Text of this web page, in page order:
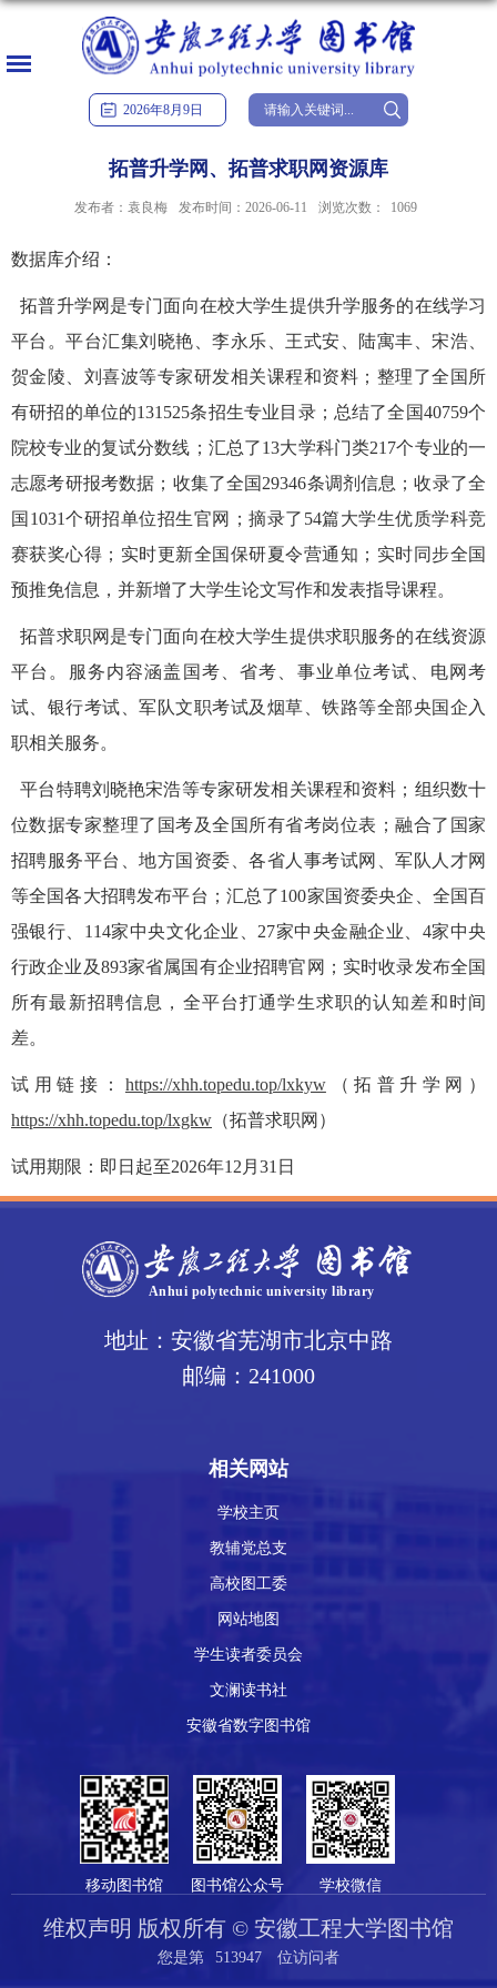
2026年8月9日
拓普升学网、拓普求职网资源库
发布者：袁良梅 发布时间：2026-06-11 浏览次数： 1069
数据库介绍：
拓普升学网是专门面向在校大学生提供升学服务的在线学习
平台。平台汇集刘晓艳、李永乐、王式安、陆寓丰、宋浩、
贺金陵、刘喜波等专家研发相关课程和资料；整理了全国所
有研招的单位的131525条招生专业目录；总结了全国40759个
院校专业的复试分数线；汇总了13大学科门类217个专业的一
志愿考研报考数据；收集了全国29346条调剂信息；收录了全
国1031个研招单位招生官网；摘录了54篇大学生优质学科竞
赛获奖心得；实时更新全国保研夏令营通知；实时同步全国
预推免信息，并新增了大学生论文写作和发表指导课程。
拓普求职网是专门面向在校大学生提供求职服务的在线资源
平台。服务内容涵盖国考、省考、事业单位考试、电网考
试、银行考试、军队文职考试及烟草、铁路等全部央国企入
职相关服务。
平台特聘刘晓艳宋浩等专家研发相关课程和资料；组织数十
位数据专家整理了国考及全国所有省考岗位表；融合了国家
招聘服务平台、地方国资委、各省人事考试网、军队人才网
等全国各大招聘发布平台；汇总了100家国资委央企、全国百
强银行、114家中央文化企业、27家中央金融企业、4家中央
行政企业及893家省属国有企业招聘官网；实时收录发布全国
所有最新招聘信息，全平台打通学生求职的认知差和时间
差。
试用链接： https://xhh.topedu.top/lxkyw（拓普升学网）
https://xhh.topedu.top/lxgkw （拓普求职网）
试用期限：即日起至2026年12月31日
地址：安徽省芜湖市北京中路
邮编：241000
相关网站
学校主页
教辅党总支
高校图工委
网站地图
学生读者委员会
文澜读书社
安徽省数字图书馆
移动图书馆 图书馆公众号 学校微信
维权声明 版权所有 © 安徽工程大学图书馆
您是第 513947 位访问者